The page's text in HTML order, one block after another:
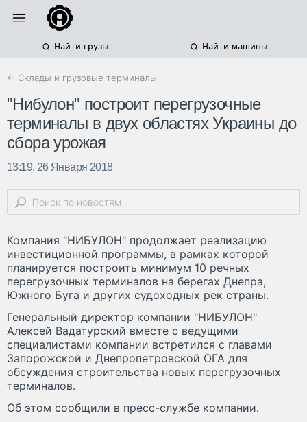
Найти грузы Найти машины
← Склады и грузовые терминалы
"Нибулон" построит перегрузочные
терминалы в двух областях Украины до
сбора урожая
13:19, 26 Января 2018
Компания "НИБУЛОН" продолжает реализацию
инвестиционной программы, в рамках которой
планируется построить минимум 10 речных
перегрузочных терминалов на берегах Днепра,
Южного Буга и других судоходных рек страны.
Генеральный директор компании "НИБУЛОН"
Алексей Вадатурский вместе с ведущими
специалистами компании встретился с главами
Запорожской и Днепропетровской ОГА для
обсуждения строительства новых перегрузочных
терминалов.
Об этом сообщили в пресс-службе компании.